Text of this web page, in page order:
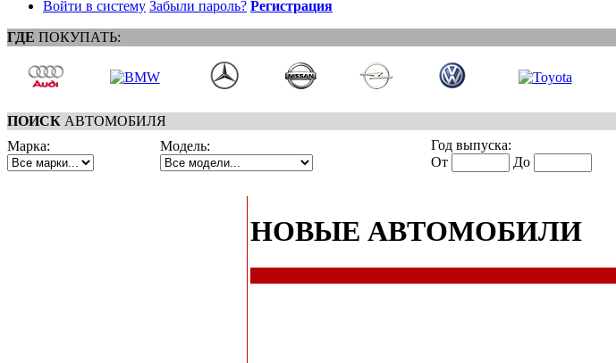
Войти в систему Забыли пароль? Регистрация
ГДЕ ПОКУПАТЬ:
ПОИСК АВТОМОБИЛЯ
Марка:
Модель:
Год выпуска:
От
До
НОВЫЕ АВТОМОБИЛИ